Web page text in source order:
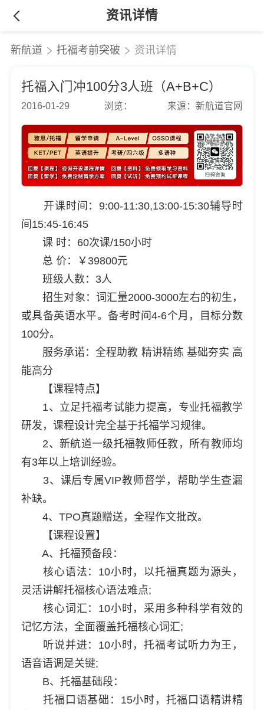
资讯详情
新航道 托福考前突破 资讯详情
托福入门冲100分3人班（A+B+C）
2016-01-29 浏览： 来源：新航道官网
开课时间：9:00-11:30,13:00-15:30辅导时
间15:45-16:45
课 时：60次课/150小时
总 价：￥39800元
班级人数：3人
招生对象：词汇量2000-3000左右的初生，
或具备英语水平。备考时间4-6个月，目标分数
100分。
服务承诺：全程助教 精讲精练 基础夯实 高
能高分
【课程特点】
1、立足托福考试能力提高，专业托福教学
研发，课程设计完全基于托福学习规律。
2、新航道一级托福教师任教，所有教师均
有3年以上培训经验。
3、课后专属VIP教师督学，帮助学生查漏
补缺。
4、TPO真题赠送，全程作文批改。
【课程设置】
A、托福预备段：
核心语法：10小时，以托福真题为源头，
灵活讲解托福核心语法难点;
核心词汇：10小时，采用多种科学有效的
记忆方法，全面覆盖托福核心词汇;
听说并进：10小时，托福考试听力为王，
语音语调是关键;
B、托福基础段：
托福口语基础：15小时，托福口语精讲精